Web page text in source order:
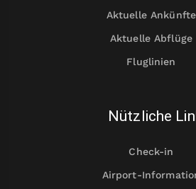
Aktuelle Ankünfte
Aktuelle Abflüge
Fluglinien
Nützliche
Check-in
Airport-